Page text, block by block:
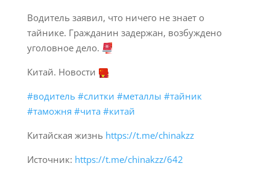
Водитель заявил, что ничего не знает о
тайнике. Гражданин задержан, возбуждено
уголовное дело.
Китай. Новости
#водитель #слитки #металлы #тайник
#таможня #чита #китай
Китайская жизнь https://t.me/chinakzz
Источник: https://t.me/chinakzz/642